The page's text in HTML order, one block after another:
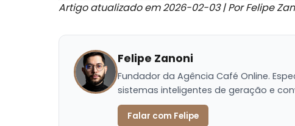
Artigo atualizado em 2026-02-03 | Por Felipe
Felipe Zanoni
Fundador da Agência Café Online.
sistemas inteligentes de geração e
Falar com Felipe